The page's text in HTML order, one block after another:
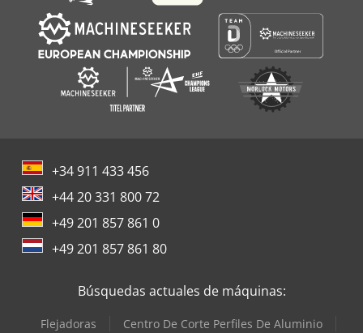
+34 911 433 456
+44 20 331 800 72
+49 201 857 861 0
+49 201 857 861 80
Búsquedas actuales de máquinas:
Flejadoras
Centro De Corte Perfiles De Aluminio